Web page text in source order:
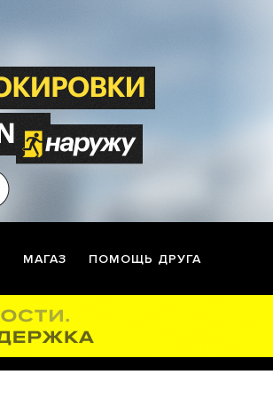
МАГАЗ ПОМОЩЬ ДРУГА